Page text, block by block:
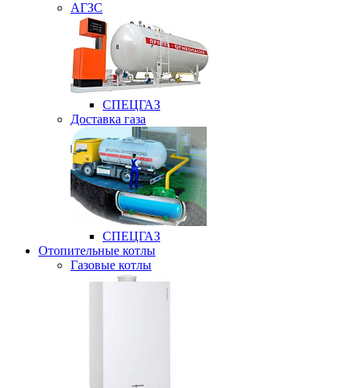
АГЗС
СПЕЦГАЗ
Доставка газа
СПЕЦГАЗ
Отопительные котлы
Газовые котлы